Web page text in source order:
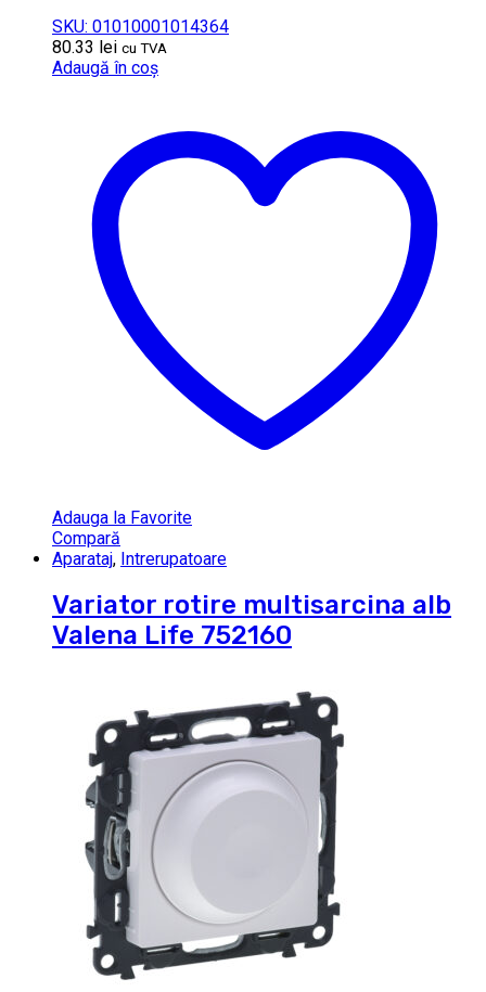
SKU: 01010001014364
80.33 lei cu TVA
Adaugă în coș
Adauga la Favorite
Compară
Aparataj, Intrerupatoare
Variator rotire multisarcina alb
Valena Life 752160